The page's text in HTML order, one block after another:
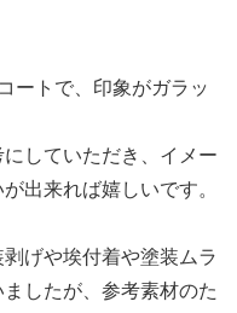
ートで、印象がガラッ
していただき、イメー
出来れば嬉しいです。
げや埃付着や塗装ムラ
したが、参考素材のた